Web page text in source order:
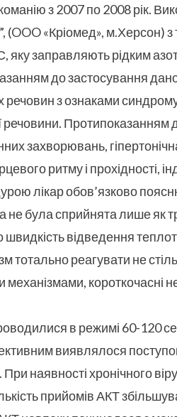
з 2007 по 2008 рік.
(OOO «Кріомед», м.Херсон) з
яку заправляють рідким
до застосування
речовин з ознаками
речовини. Протипоказанням
захворювань,
ритму і прохідності,
лікар обов’язково
не була сприйнята лише як
швидкість відведення
тотально реагувати не
механізмами, короткочасні
в режимі 60-120
виявлялося
наявності хронічного
прийомів АКТ